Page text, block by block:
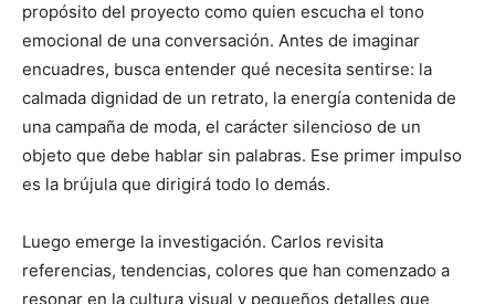
propósito del proyecto como quien escucha el tono
emocional de una conversación. Antes de imaginar
encuadres, busca entender qué necesita sentirse: la
calmada dignidad de un retrato, la energía contenida de
una campaña de moda, el carácter silencioso de un
objeto que debe hablar sin palabras. Ese primer impulso
es la brújula que dirigirá todo lo demás.
Luego emerge la investigación. Carlos revisita
referencias, tendencias, colores que han comenzado a
resonar en la cultura visual y pequeños detalles que